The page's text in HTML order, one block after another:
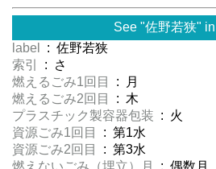
See "佐野若狭"
label
: 佐野若狭
索引
: さ
燃えるごみ1回目
: 月
燃えるごみ2回目
: 木
プラスチック製容器包装 : 火
資源ごみ1回目
: 第1水
資源ごみ2回目
: 第3水